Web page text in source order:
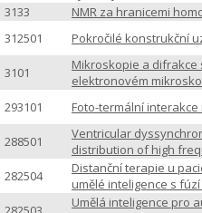
3133
NMR za hranicemi
312501
Pokročilé konstrukční
3101
Mikroskopie a difrakce
elektronovém
293101
Foto-termální
288501
Ventricular
distribution of high
282504
Distanční terapie u
umělé inteligence s
Umělá inteligence pro